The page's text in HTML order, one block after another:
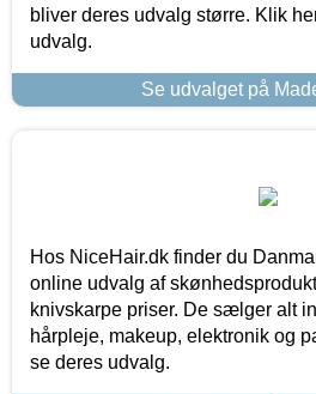
bliver deres udvalg større. Klik
udvalg.
Se udvalget på
Hos NiceHair.dk finder du
online udvalg af
knivskarpe priser. De sælger alt
hårpleje, makeup, elektronik og
se deres udvalg.